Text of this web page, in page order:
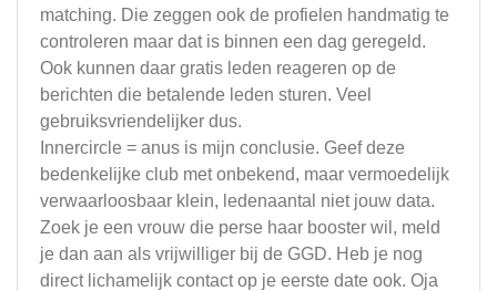
matching. Die zeggen ook de profielen handmatig te
controleren maar dat is binnen een dag geregeld.
Ook kunnen daar gratis leden reageren op de
berichten die betalende leden sturen. Veel
gebruiksvriendelijker dus.
Innercircle = anus is mijn conclusie. Geef deze
bedenkelijke club met onbekend, maar vermoedelijk
verwaarloosbaar klein, ledenaantal niet jouw data.
Zoek je een vrouw die perse haar booster wil, meld
je dan aan als vrijwilliger bij de GGD. Heb je nog
direct lichamelijk contact op je eerste date ook. Oja